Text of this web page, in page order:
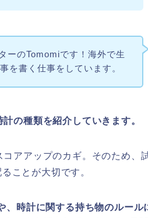
ーのTomomiです！海外で生
を書く仕事をしています。
の種類を紹介していきます。
アアップのカギ。そのため、
ことが大切です。
時計に関する持ち物のルール